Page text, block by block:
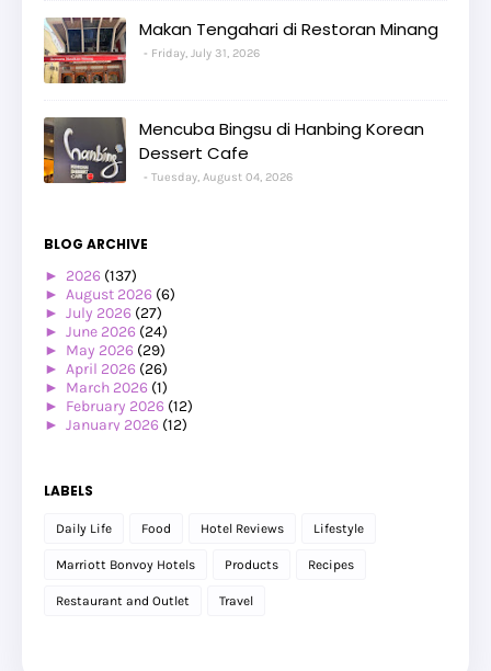
Makan Tengahari di Restoran Minang
Friday, July 31, 2026
Mencuba Bingsu di Hanbing Korean
Dessert Cafe
Tuesday, August 04, 2026
BLOG ARCHIVE
► 2026 (137)
► August 2026 (6)
► July 2026 (27)
► June 2026 (24)
► May 2026 (29)
► April 2026 (26)
► March 2026 (1)
► February 2026 (12)
► January 2026 (12)
►October 2025
►August 2025(8)
July 2025
►May 2025(12)
►
April 2025
(2)
►February 2025(1)
LABELS
Daily Life Food Hotel Reviews Lifestyle
Marriott Bonvoy Hotels Products Recipes
Restaurant and Outlet Travel